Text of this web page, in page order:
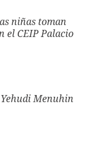
niñas toman
el CEIP Palacio
Menuhin